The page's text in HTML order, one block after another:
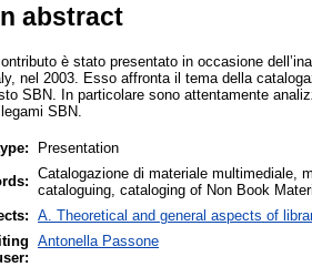
abstract
è stato presentato in occasione
nel 2003. Esso affronta il tema della
SBN. In particolare sono attentamente
SBN.
Presentation
Catalogazione di materiale multimediale,
cataloguing, cataloging of Non Book
A. Theoretical and general aspects of
Antonella Passone